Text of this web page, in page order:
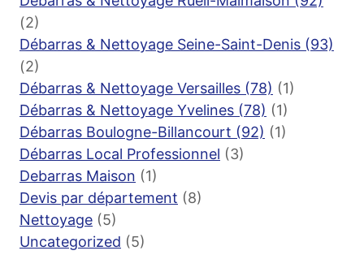
(2)
Débarras & Nettoyage Seine-Saint-Denis (93)
(2)
Débarras & Nettoyage Versailles (78) (1)
Débarras & Nettoyage Yvelines (78) (1)
Débarras Boulogne-Billancourt (92) (1)
Débarras Local Professionnel (3)
Debarras Maison (1)
Devis par département (8)
Nettoyage (5)
Uncategorized (5)